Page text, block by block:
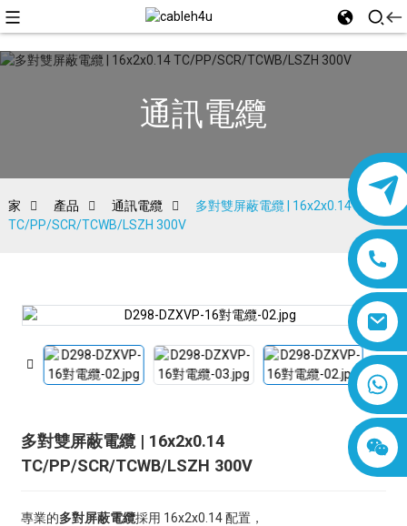
8618019377761
通訊電纜
家 產品 通訊電纜
多對雙屏蔽電纜 | 16x2x0.14
TC/PP/SCR/TCWB/LSZH 300V
多對雙屏蔽電纜 | 16x2x0.14
TC/PP/SCR/TCWB/LSZH 300V
專業的多對屏蔽電纜採用 16x2x0.14 配置，